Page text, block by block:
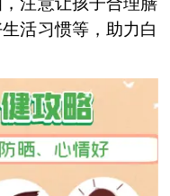
活习惯等，助力白